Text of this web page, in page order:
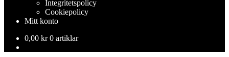
Integritetspolicy
Cookiepolicy
Mitt konto
0,00 kr 0 artiklar